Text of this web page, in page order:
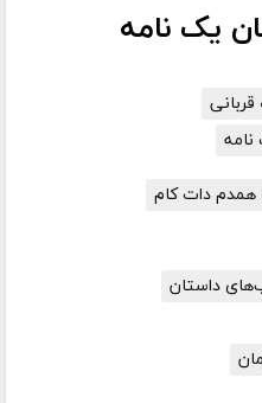
یک نامه
دات کام
داستان